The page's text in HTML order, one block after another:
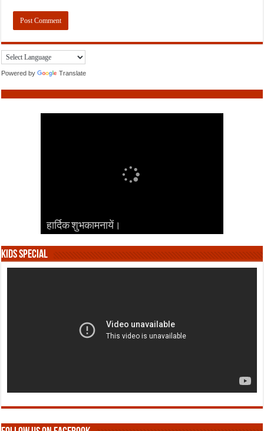
Powered by Translate
हार्दिक शुभकामनायें।
हार्दिक शुभकामनायें।
हार्दिक शुभकामनायें।
हार्दिक शुभकामनायें।
हार्दिक शुभकामनायें।
Kids Special